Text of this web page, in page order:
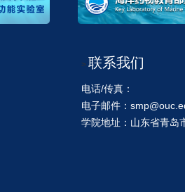
> 联系我们
电话/传真：
电子邮件：
学院地址：山东省青岛